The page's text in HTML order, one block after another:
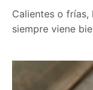
Calientes o frías,
siempre viene